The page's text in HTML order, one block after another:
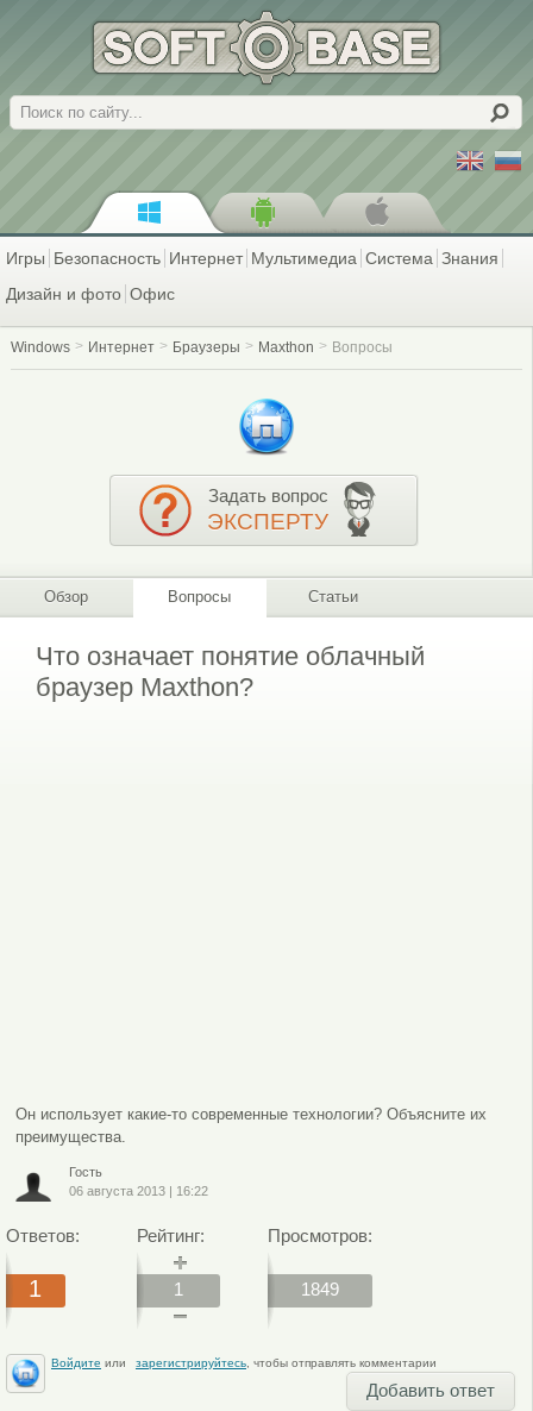
Поиск
Игры Безопасность Интернет Мультимедиа Система Знания
Дизайн и фото Офис
Windows Интернет Браузеры Maxthon Вопросы
Задать вопрос
ЭКСПЕРТУ
Обзор Вопросы Статьи
Что означает понятие облачный
браузер Maxthon?
Он использует какие-то современные технологии? Объясните их
преимущества.
Гость
06 августа 2013| 16:22
Ответов:
1
Рейтинг:
1
Просмотров:
1849
Войдите или зарегистрируйтесь, чтобы отправлять комментарии
Добавить ответ